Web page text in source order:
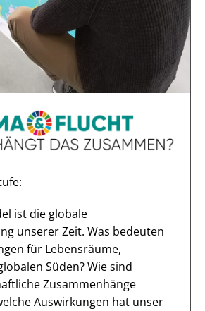
ist die globale
unserer Zeit. Was bedeuten
für Lebensräume,
Süden? Wie sind
Zusammenhänge
Auswirkungen hat unser